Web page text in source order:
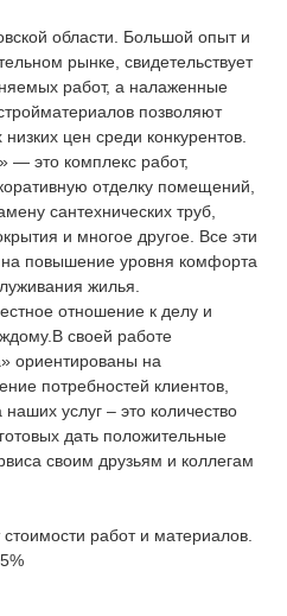
области. Большой опыт и
рынке, свидетельствует
работ, а налаженные
позволяют
цен среди конкурентов.
— это комплекс работ,
отделку помещений,
сантехнических труб,
и многое другое. Все эти
повышение уровня комфорта
жилья.
отношение к делу и
своей работе
ориентированы на
потребностей клиентов,
услуг – это количество
дать положительные
своим друзьям и коллегам
работ и материалов.